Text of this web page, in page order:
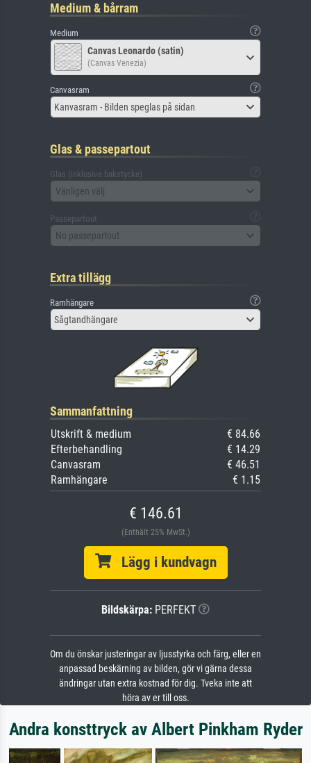
Medium & bårram
Medium
Canvas Leonardo (satin)
(Canvas Venezia)
Canvasram
Kanvasram - Bilden speglas på sidan
Glas & passepartout
Glas (inklusive bakstycke)
Vänligen välj
Passepartout
No passepartout
Extra tillägg
Ramhängare
Sågtandhängare
Sammanfattning
Utskrift & medium
€ 84.66
Efterbehandling
€ 14.29
Canvasram
€ 46.51
Ramhängare
€ 1.15
€ 146.61
(Enthält 25% MwSt.)
Lägg i kundvagn
Bildskärpa: PERFEKT
Om du önskar justeringar av ljusstyrka och färg, eller en
anpassad beskärning av bilden, gör vi gärna dessa
ändringar utan extra kostnad för dig. Tveka inte att
höra av er till oss.
Andra konsttryck av Albert Pinkham Ryder